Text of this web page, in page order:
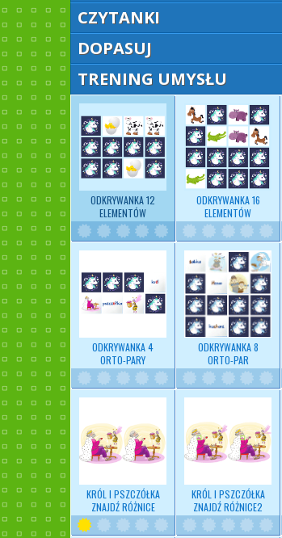
CZYTANKI
DOPASUJ
TRENING UMYSŁU
ODKRYWANKA 12
ELEMENTÓW
ODKRYWANKA 16
ELEMENTÓW
ODKRYWANKA 4
ORTO-PARY
ODKRYWANKA 8
ORTO-PAR
KRÓL I PSZCZÓŁKA
ZNAJDŹ RÓŻNICE
KRÓL I PSZCZÓŁKA
ZNAJDŹ RÓŻNICE2